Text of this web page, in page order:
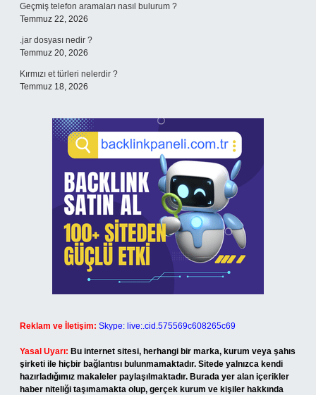
Geçmiş telefon aramaları nasıl bulurum ?
Temmuz 22, 2026
.jar dosyası nedir ?
Temmuz 20, 2026
Kırmızı et türleri nelerdir ?
Temmuz 18, 2026
Reklam ve İletişim: Skype: live:.cid.575569c608265c69
Yasal Uyarı: Bu internet sitesi, herhangi bir marka, kurum veya şahıs
şirketi ile hiçbir bağlantısı bulunmamaktadır. Sitede yalnızca kendi
hazırladığımız makaleler paylaşılmaktadır. Burada yer alan içerikler
haber niteliği taşımamakta olup, gerçek kurum ve kişiler hakkında